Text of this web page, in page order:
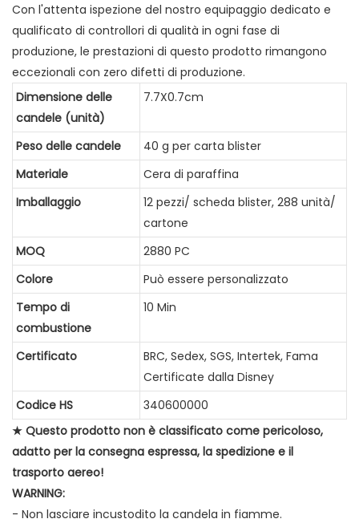
Con l'attenta ispezione del nostro equipaggio dedicato e
qualificato di controllori di qualità in ogni fase di
produzione, le prestazioni di questo prodotto rimangono
eccezionali con zero difetti di produzione.
Dimensione delle
candele (unità)
7.7X0.7cm
Peso delle candele
40 g per carta blister
Materiale
Cera di paraffina
Imballaggio
12 pezzi/ scheda blister, 288 unità/
cartone
MOQ
2880 PC
Colore
Può essere personalizzato
Tempo di
combustione
10 Min
Certificato
BRC, Sedex, SGS, Intertek, Fama
Certificate dalla Disney
Codice HS
340600000
★ Questo prodotto non è classificato come pericoloso,
adatto per la consegna espressa, la spedizione e il
trasporto aereo!
WARNING:
- Non lasciare incustodito la candela in fiamme.